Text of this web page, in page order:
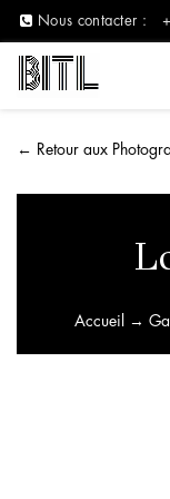
Nous contacter :
← Retour aux
Accueil →